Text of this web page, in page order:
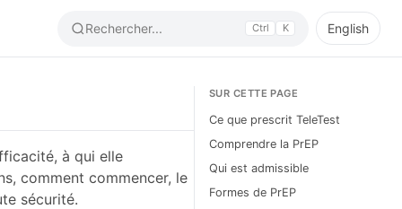
Rechercher... Ctrl K English
à qui elle
comment commencer, le
sécurité.
SUR CETTE PAGE
Ce que prescrit TeleTest
Comprendre la PrEP
Qui est admissible
Formes de PrEP